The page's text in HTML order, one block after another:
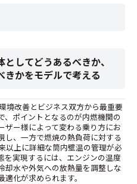
してどうあるべきか、
きかをモデルで考える
境改善とビジネス双方から最重要
、ポイントとなるのが内燃機関の
ザー様によって変わる乗り方にお
し、一方で燃焼の熱負荷に対する
以上に詳細な筒内壁温の管理が必
を実現するには、エンジンの温度
却水や外気への放熱量を調整しな
化が求められます。